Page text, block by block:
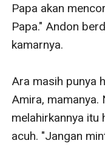
Papa akan
Papa." Andon
kamarnya.
Ara masih punya
Amira, mamanya.
melahirkannya itu
acuh. "Jangan